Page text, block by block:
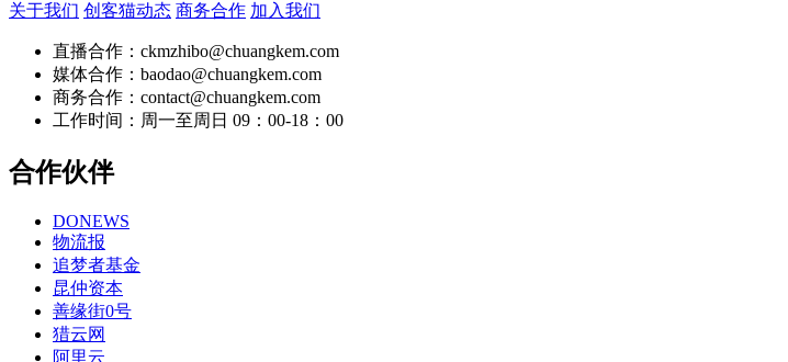
关于我们 创客猫动态 商务合作 加入我们
直播合作：ckmzhibo@chuangkem.com
媒体合作：baodao@chuangkem.com
商务合作：contact@chuangkem.com
工作时间：周一至周日 09：00-18：00
合作伙伴
DONEWS
物流报
追梦者基金
昆仲资本
善缘街0号
猎云网
阿里云